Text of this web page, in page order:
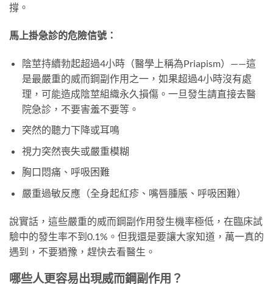
撐。
馬上掛急診的危險信號：
陰莖持續勃起超過4小時（醫學上稱為Priapism）——這
是最嚴重的威而鋼副作用之一，如果超過4小時沒有處
理，可能造成陰莖組織永久損傷。一旦發生請直接去醫
院急診，不要害羞不要等。
突然的聽力下降或耳鳴
視力突然喪失或嚴重模糊
胸口悶痛、呼吸困難
嚴重過敏反應（全身起紅疹、嘴唇腫脹、呼吸困難）
說實話，這些嚴重的威而鋼副作用發生機率極低，在臨床試
驗中的發生率不到0.1%。但我還是要讓大家知道，萬一真的
遇到，不要猶豫，趕快去看醫生。
哪些人更容易出現威而鋼副作用？